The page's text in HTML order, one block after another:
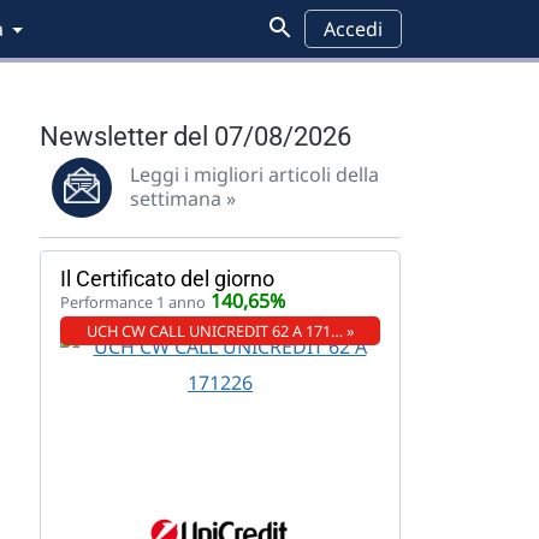
Accedi
Newsletter del 07/08/2026
Leggi i migliori articoli della
settimana »
Il Certificato del giorno
Performance 1 anno 140,65%
UCH CW CALL UNICREDIT 62 A 171… »